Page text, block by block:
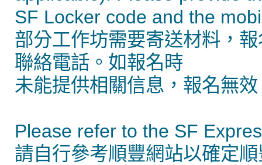
SF Locker code and the
部分工作坊需要寄送材料，
聯絡電話。如報名時
未能提供相關信息，報名無
Please refer to the SF
請自行參考順豐網站以確定